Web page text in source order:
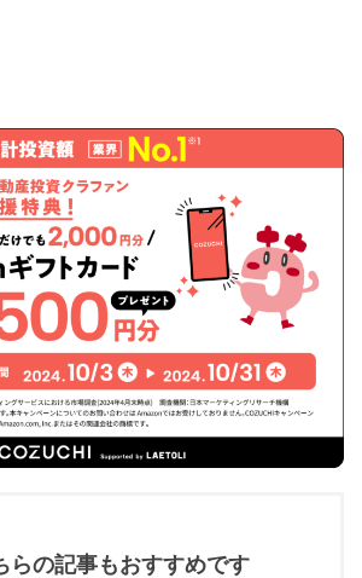
らの記事もおすすめです